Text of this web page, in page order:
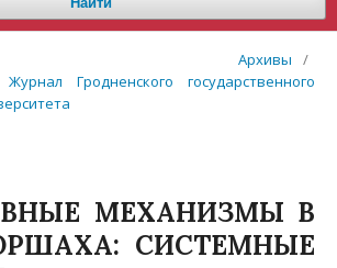
Архивы
/
Гродненского государственного
МЕХАНИЗМЫ В
СИСТЕМНЫЕ